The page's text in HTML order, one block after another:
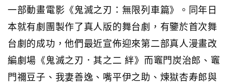
一部動畫電影《鬼滅之刃：無限列車篇》。同年日
本就有劇團製作了真人版的舞台劇，有鑒於首次舞
台劇的成功，他們最近宣佈迎來第二部真人漫畫改
編劇場《鬼滅之刃．其之二 絆》而竈門炭治郎、竈
門禰豆子、我妻善逸、嘴平伊之助、煉獄杏寿郎與